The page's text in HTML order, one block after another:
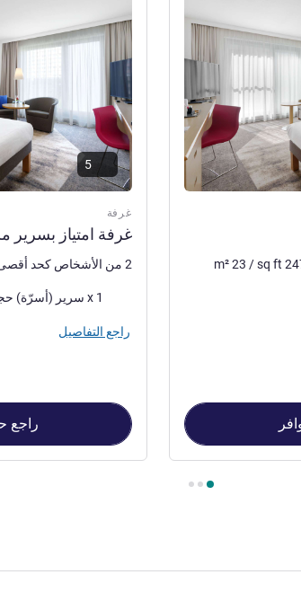
m²23 /sq ft
غرفة
غرفة امتياز بسرير
2 من الأشخاص كحد أقصى
فرش السرير
1 x سرير (أسرّة) حجم كوين
راجع التفاصيل
راجع